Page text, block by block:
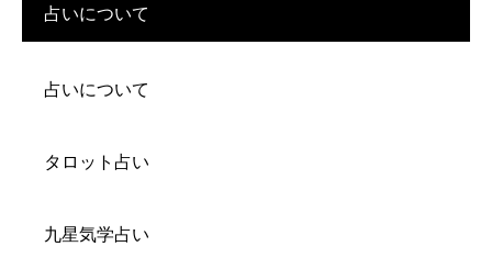
占いについて
占いについて
タロット占い
九星気学占い